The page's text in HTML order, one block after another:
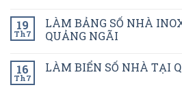
19
Th7
LÀM BẢNG SỐ NHÀ
QUẢNG NGÃI
16
Th7
LÀM BIỂN SỐ NHÀ TẠI